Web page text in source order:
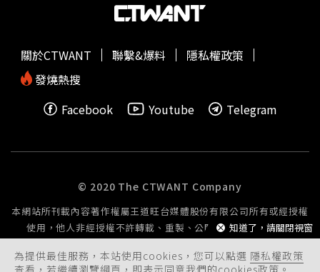
敏感，為何還硬辦？」更有聲音直指，「
飾，實際上就是因「團裡有日本人」才被迫取消。對此，主
時機也遭批評。12月14日恰逢南京大屠殺死難者國家公祭
日，該日期本就敏感。有粉絲認為主辦單位應更早因應，避
早前也曾因撞期公祭日，宣布延後原訂在台北舉行的LE
為提供最佳服務，本站使用cookies，您可以點選 隱私權政策
查看，若繼續瀏覽網頁，即表示同意我們的cookies政策。
知道了，請關閉視窗
關於CTWANT 聯繫&爆料
隱私權政策
發燒熱搜
Facebook
Youtube Telegram
© 2020 The CTWANT Company
本網站所刊載內容著作權屬王道旺台媒體股份有限公司所有或經授權
使用，他人非經授權不許轉載、重製、公開播送或公開傳輸。